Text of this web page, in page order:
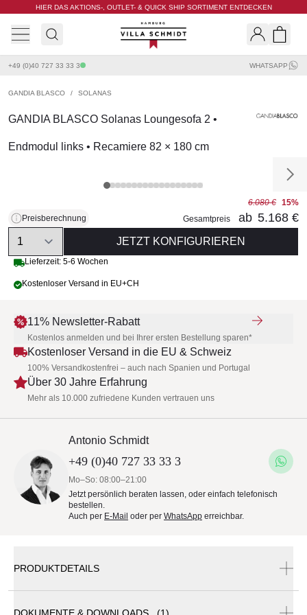
HIER DAS AKTIONS-, OUTLET- & QUICK SHIP SORTIMENT ENTDECKEN
Villa Schmidt
+49 (0)40 727 33 33 3 WHATSAPP
GANDIA BLASCO / SOLANAS
GANDIA BLASCO Solanas Loungesofa 2 •
Endmodul links • Recamiere 82 × 180 cm
Preisberechnung
6.080 € 15%
Gesamtpreis
ab 5.168 €
Quantity
JETZT KONFIGURIEREN
Lieferzeit: 5-6 Wochen
Kostenloser Versand in EU+CH
11% Newsletter-Rabatt
Kostenlos anmelden und bei Ihrer ersten Bestellung sparen*
Kostenloser Versand in die EU & Schweiz
100% Versandkostenfrei – auch nach Spanien und Portugal
Über 30 Jahre Erfahrung
Mehr als 10.000 zufriedene Kunden vertrauen uns
Antonio Schmidt
+49 (0)40 727 33 33 3
Mo–So: 08:00–21:00
Jetzt persönlich beraten lassen, oder einfach telefonisch
bestellen.
Auch per E-Mail oder per WhatsApp erreichbar.
PRODUKTDETAILS
DOKUMENTE & DOWNLOADS (1)